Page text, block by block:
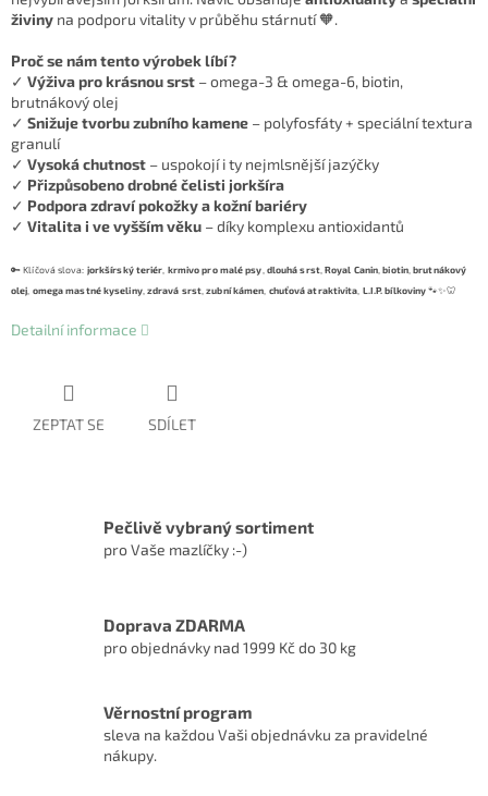
živiny na podporu vitality v průběhu stárnutí 🧡.
Proč se nám tento výrobek líbí?
✓ Výživa pro krásnou srst – omega-3 & omega-6, biotin,
brutnákový olej
✓ Snižuje tvorbu zubního kamene – polyfosfáty + speciální textura
granulí
✓ Vysoká chutnost – uspokojí i ty nejmlsnější jazýčky
✓ Přizpůsobeno drobné čelisti jorkšíra
✓ Podpora zdraví pokožky a kožní bariéry
✓ Vitalita i ve vyšším věku – díky komplexu antioxidantů
🔑 Klíčová slova: jorkšírský teriér, krmivo pro malé psy,dlouhá srst,Royal Canin,biotin,brutnákový
olej, omega mastné kyseliny,zdravá srst,zubní kámen, chuťová atraktivita, L.I.P. bílkoviny🐾✨🦷
Detailní informace
ZEPTAT SE SDÍLET
Pečlivě vybraný sortiment
pro Vaše mazlíčky :-)
Doprava ZDARMA
pro objednávky nad 1999 Kč do 30 kg
Věrnostní program
sleva na každou Vaši objednávku za pravidelné
nákupy.